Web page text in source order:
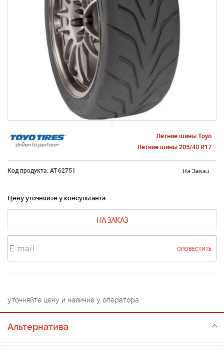
Летние шины Toyo
Летние шины 205/40 R17
Код продукта: AT-62751 На Заказ
Цену уточняйте у консультанта
НА ЗАКАЗ
ОПОВЕСТИТЬ
уточняйте цену и наличие у оператора
Альтернатива